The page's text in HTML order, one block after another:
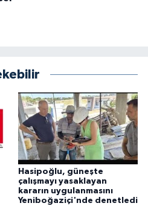
Hasipoğlu, güneşte
çalışmayı yasaklayan
kararın uygulanmasını
Yeniboğaziçi'nde denetledi